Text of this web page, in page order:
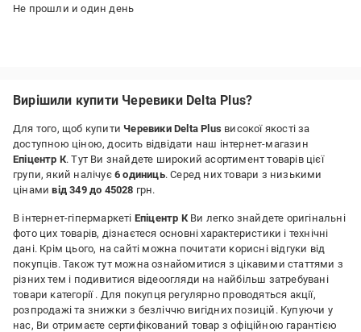
Не прошли и один день
Вирішили купити Черевики Delta Plus?
Для того, щоб купитиЧеревики Delta Plus високої якості за
доступною ціною, досить відвідати наш інтернет-магазин
Епіцентр К. Тут Ви знайдете широкий асортимент товарів цієї
групи, який налічує 6 одиниць. Серед них товари з низькими
цінамивід 349 до 45028 грн.
В інтернет-гіпермаркеті Епіцентр КВи легко знайдете оригінальні
фото цих товарів, дізнаєтеся основні характеристики і технічні
дані. Крім цього, на сайті можна почитати корисні відгуки від
покупців. Також тут можна ознайомитися з цікавими статтями з
різних тем і подивитися відеоогляди на найбільш затребувані
товари категорії . Для покупця регулярно проводяться акції,
розпродажі та знижки з безліччю вигідних позицій. Купуючи у
нас, Ви отримаєте сертифікований товар з офіційною гарантією